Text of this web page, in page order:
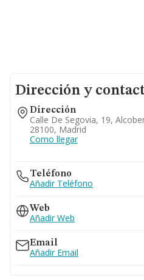
Dirección y
Dirección
Calle De Segovia, 19,
28100, Madrid
Como llegar
Teléfono
Añadir Teléfono
Web
Añadir Web
Email
Añadir Email